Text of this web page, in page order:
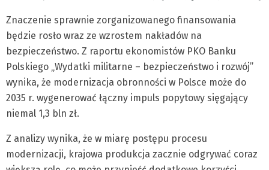
Znaczenie sprawnie zorganizowanego finansowania
będzie rosło wraz ze wzrostem nakładów na
bezpieczeństwo. Z raportu ekonomistów PKO Banku
Polskiego „Wydatki militarne – bezpieczeństwo i rozwój”
wynika, że modernizacja obronności w Polsce może do
2035 r. wygenerować łączny impuls popytowy sięgający
niemal 1,3 bln zł.
Z analizy wynika, że w miarę postępu procesu
modernizacji, krajowa produkcja zacznie odgrywać coraz